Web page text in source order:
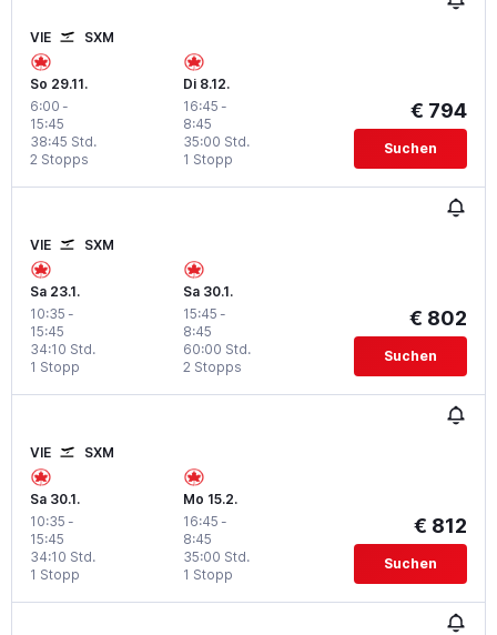
VIE SXM
So 29.11.
6:00 -
15:45
2 Stopps
38:45 Std.
Di 8.12.
16:45 -
8:45
1 Stopp
35:00 Std.
€ 794
Suchen
VIE SXM
Sa 23.1.
10:35 -
15:45
1 Stopp
34:10 Std.
Sa 30.1.
15:45 -
8:45
2 Stopps
60:00 Std.
€ 802
Suchen
VIE SXM
Sa 30.1.
10:35 -
15:45
1 Stopp
34:10 Std.
Mo 15.2.
16:45 -
8:45
1 Stopp
35:00 Std.
€ 812
Suchen